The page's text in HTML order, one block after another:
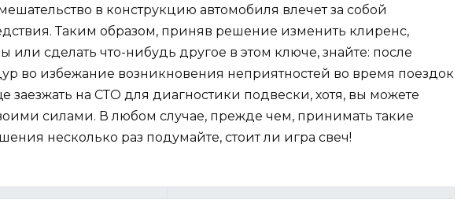
в конструкцию автомобиля влечет за собой
Таким образом, приняв решение изменить клиренс,
или сделать что-нибудь другое в этом ключе, знайте: после
во избежание возникновения неприятностей во время поездок
заезжать на СТО для диагностики подвески, хотя, вы можете
силами. В любом случае, прежде чем, принимать такие
несколько раз подумайте, стоит ли игра свеч!